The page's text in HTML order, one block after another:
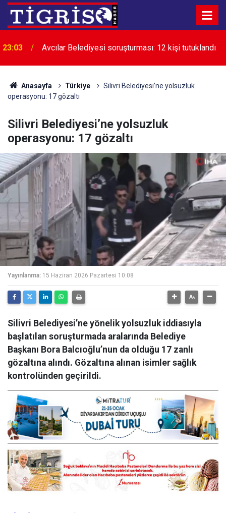
23:03 Avcılar Belediyesi soruşturması: 12 kişi tutuklandı
Anasayfa Türkiye
Silivri Belediyesi’ne yolsuzluk
operasyonu: 17 gözaltı
Silivri Belediyesi’ne yolsuzluk
operasyonu: 17 gözaltı
Yayınlanma: 15 Haziran 2026 Pazartesi 10:08
Silivri Belediyesi’ne yönelik yolsuzluk iddiasıyla
başlatılan soruşturmada aralarında Belediye
Başkanı Bora Balcıoğlu’nun da olduğu 17 zanlı
gözaltına alındı. Gözaltına alınan isimler sağlık
kontrolünden geçirildi.